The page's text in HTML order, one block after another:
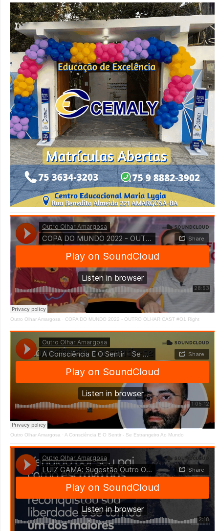
Outro Olhar Amargosa · COPA DO MUNDO 2022 - OUTRO OLHAR CAST #O1 Right
Outro Olhar Amargosa · A Consciência E O Sentir - Se Estrangeiro Ao Mundo